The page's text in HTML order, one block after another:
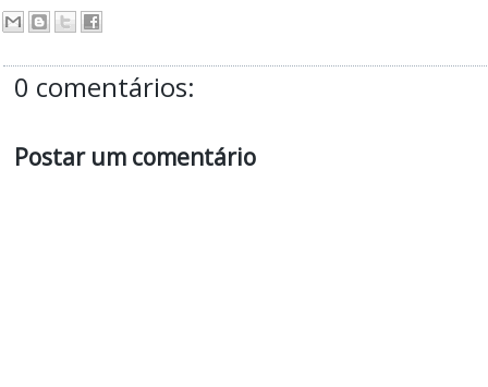
0 comentários:
Postar um comentário